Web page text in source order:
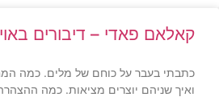
קאלאם פאדי – דיבורים
כתבתי בעבר על כוחם של מלים. כמה
ואיך שניהם יוצרים מציאות. כמה